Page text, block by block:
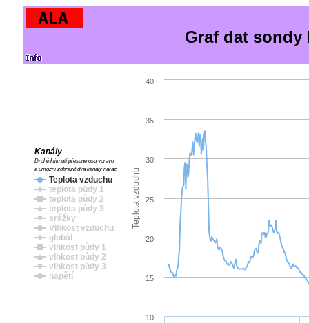
Graf dat sondy
Teplota vzduchu
Teplota vzduchu
teplota půdy 1
teplota půdy 2
teplota půdy 3
srážky
Vlhkost vzduchu
globál
vlhkost půdy 1
vlhkost půdy 2
vlhkost půdy 3
napětí
Kanály
Druhé kliknutí přesune osu vpravo
a umožní zobrazit dva kanály naráz
10
15
20
25
30
35
40